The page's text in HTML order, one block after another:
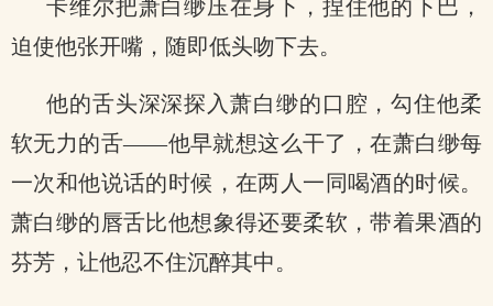
卡维尔把萧白缈压在身下，捏住他的下巴，
迫使他张开嘴，随即低头吻下去。
他的舌头深深探入萧白缈的口腔，勾住他柔
软无力的舌——他早就想这么干了，在萧白缈每
一次和他说话的时候，在两人一同喝酒的时候。
萧白缈的唇舌比他想象得还要柔软，带着果酒的
芬芳，让他忍不住沉醉其中。